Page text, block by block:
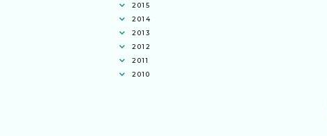
2015
2014
2013
2012
2011
2010